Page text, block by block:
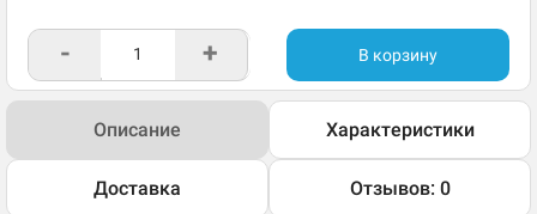
- + В корзину
Описание Характеристики
Доставка Отзывов: 0